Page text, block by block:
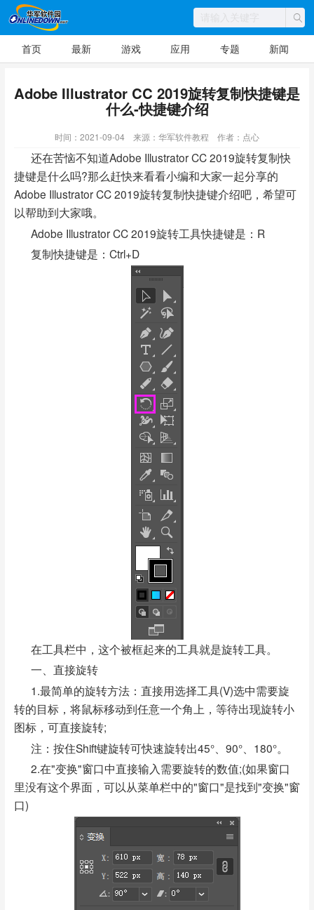
首页 最新 游戏 应用 专题 新闻
Adobe Illustrator CC 2019旋转复制快捷键是
什么-快捷键介绍
时间：2021-09-04 来源：华军软件教程 作者：点心
还在苦恼不知道Adobe Illustrator CC 2019旋转复制快
捷键是什么吗?那么赶快来看看小编和大家一起分享的
Adobe Illustrator CC 2019旋转复制快捷键介绍吧，希望可
以帮助到大家哦。
Adobe Illustrator CC 2019旋转工具快捷键是：R
复制快捷键是：Ctrl+D
在工具栏中，这个被框起来的工具就是旋转工具。
一、直接旋转
1.最简单的旋转方法：直接用选择工具(V)选中需要旋
转的目标，将鼠标移动到任意一个角上，等待出现旋转小
图标，可直接旋转;
注：按住Shift键旋转可快速旋转出45°、90°、180°。
2.在"变换"窗口中直接输入需要旋转的数值;(如果窗口
里没有这个界面，可以从菜单栏中的"窗口"是找到"变换"窗
口)